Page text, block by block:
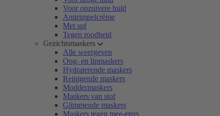
Voor onzuivere huid
Antirimpelcrème
Met spf
Tegen roodheid
Gezichtsmaskers
Alle weergeven
Oog- en lipmaskers
Hydraterende maskers
Reinigende maskers
Moddermaskers
Maskers van stof
Glimmende maskers
Maskers tegen mee-eters